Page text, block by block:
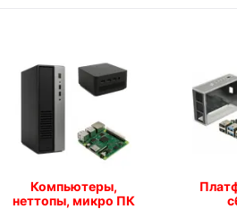
Компьютеры,
неттопы, микро ПК